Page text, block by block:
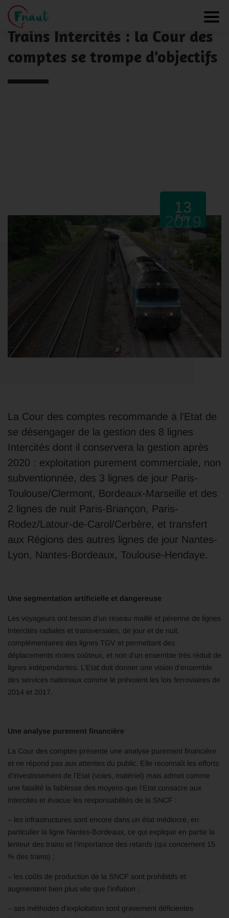
Panneau de gestion des cookies
NOS ACTUALITÉS
Trains Intercités : la Cour des
comptes se trompe d'objectifs
13
Fév
2019
La Cour des comptes recommande à l’Etat de
se désengager de la gestion des 8 lignes
Intercités dont il conservera la gestion après
2020 : exploitation purement commerciale, non
subventionnée, des 3 lignes de jour Paris-
Toulouse/Clermont, Bordeaux-Marseille et des
2 lignes de nuit Paris-Briançon, Paris-
Rodez/Latour-de-Carol/Cerbère, et transfert
aux Régions des autres lignes de jour Nantes-
Lyon, Nantes-Bordeaux, Toulouse-Hendaye.
Une segmentation artificielle et dangereuse
Les voyageurs ont besoin d’un réseau maillé et pérenne de lignes
Intercités radiales et transversales, de jour et de nuit,
complémentaires des lignes TGV et permettant des
déplacements moins coûteux, et non d’un ensemble très réduit de
lignes indépendantes. L’Etat doit donner une vision d’ensemble
des services nationaux comme le prévoient les lois ferroviaires de
2014 et 2017.
Une analyse purement financière
La Cour des comptes présente une analyse purement financière
et ne répond pas aux attentes du public. Elle reconnaît les efforts
d’investissement de l’Etat (voies, matériel) mais admet comme
une fatalité la faiblesse des moyens que l’Etat consacre aux
Intercités et évacue les responsabilités de la SNCF :
– les infrastructures sont encore dans un état médiocre, en
particulier la ligne Nantes-Bordeaux, ce qui explique en partie la
lenteur des trains et l’importance des retards (qui concernent 15
% des trains) ;
– les coûts de production de la SNCF sont prohibitifs et
augmentent bien plus vite que l’inflation ;
– ses méthodes d’exploitation sont gravement déficientes